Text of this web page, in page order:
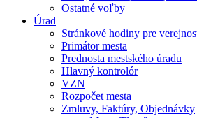
Ostatné voľby
Úrad
Stránkové hodiny pre
Primátor mesta
Prednosta mestského úradu
Hlavný kontrolór
VZN
Rozpočet mesta
Zmluvy, Faktúry, Objednávky